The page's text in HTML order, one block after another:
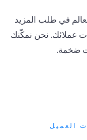
في طلب المزيد
عملائك. نحن نمكّنك
ضخمة.
العميل